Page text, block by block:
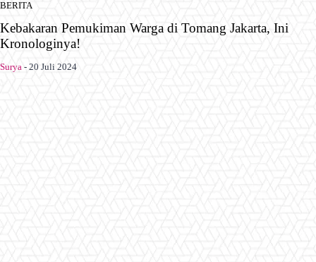
BERITA
Kebakaran Pemukiman Warga di Tomang Jakarta, Ini
Kronologinya!
Surya - 20 Juli 2024